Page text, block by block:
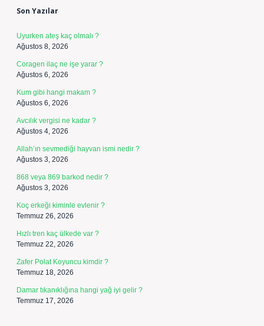
Son Yazılar
Uyurken ateş kaç olmalı ?
Ağustos 8, 2026
Coragen ilaç ne işe yarar ?
Ağustos 6, 2026
Kum gibi hangi makam ?
Ağustos 6, 2026
Avcılık vergisi ne kadar ?
Ağustos 4, 2026
Allah’ın sevmediği hayvan ismi nedir ?
Ağustos 3, 2026
868 veya 869 barkod nedir ?
Ağustos 3, 2026
Koç erkeği kiminle evlenir ?
Temmuz 26, 2026
Hızlı tren kaç ülkede var ?
Temmuz 22, 2026
Zafer Polat Koyuncu kimdir ?
Temmuz 18, 2026
Damar tıkanıklığına hangi yağ iyi gelir ?
Temmuz 17, 2026